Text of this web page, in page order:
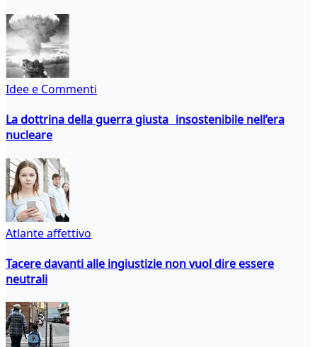
Idee e Commenti
La dottrina della guerra giusta insostenibile nell’era
nucleare
Atlante affettivo
Tacere davanti alle ingiustizie non vuol dire essere
neutrali